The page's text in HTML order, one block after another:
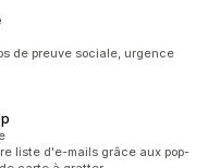
de preuve sociale, urgence
liste d'e-mails grâce aux pop-